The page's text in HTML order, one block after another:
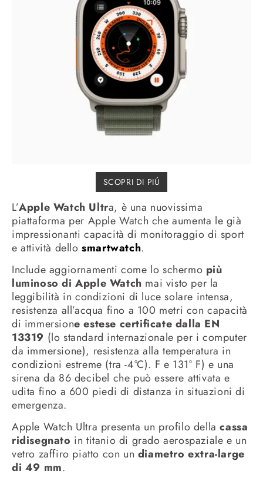
SCOPRI DI PIÚ
L’Apple Watch Ultra, è una nuovissima
piattaforma per Apple Watch che aumenta le già
impressionanti capacità di monitoraggio di sport
e attività dellosmartwatch.
Include aggiornamenti come lo schermo più
luminoso di Apple Watch mai visto per la
leggibilità in condizioni di luce solare intensa,
resistenza all’acqua fino a 100 metri con capacità
di immersione estese certificate dalla EN
13319 (lo standard internazionale per i computer
da immersione), resistenza alla temperatura in
condizioni estreme (tra -4°C). F e 131° F) e una
sirena da 86 decibel che può essere attivata e
udita fino a 600 piedi di distanza in situazioni di
emergenza.
Apple Watch Ultra presenta un profilo della cassa
ridisegnato in titanio di grado aerospaziale e un
vetro zaffiro piatto con un diametro extra-large
di 49 mm.